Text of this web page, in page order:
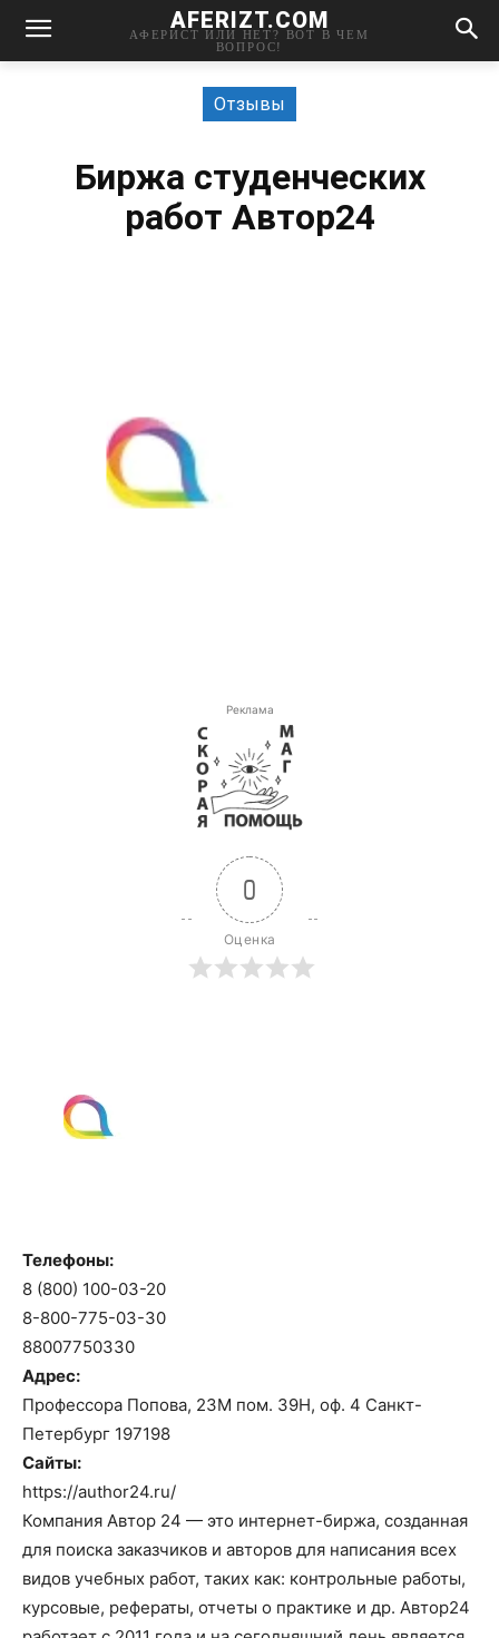
AFERIZT.COM
АФЕРИСТ ИЛИ НЕТ? ВОТ В ЧЕМ
ВОПРОС!
Отзывы
Биржа студенческих
работ Автор24
Реклама
0
Оценка
Телефоны:
8 (800) 100-03-20
8-800-775-03-30
88007750330
Адрес:
Профессора Попова, 23М пом. 39Н, оф. 4 Санкт-
Петербург 197198
Сайты:
https://author24.ru/
Компания Автор 24 — это интернет-биржа, созданная
для поиска заказчиков и авторов для написания всех
видов учебных работ, таких как: контрольные работы,
курсовые, рефераты, отчеты о практике и др. Автор24